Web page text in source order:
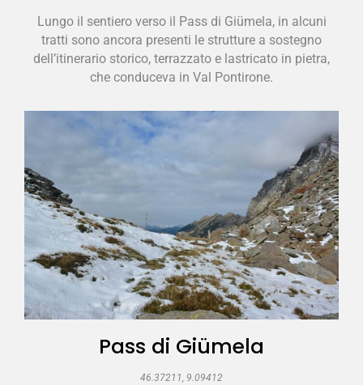
Lungo il sentiero verso il Pass di Giümela, in alcuni
tratti sono ancora presenti le strutture a sostegno
dell’itinerario storico, terrazzato e lastricato in pietra,
che conduceva in Val Pontirone.
Pass di Giümela
46.37211, 9.09412